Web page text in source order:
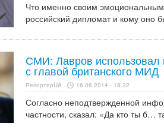
Что именно своим
российский дипломат и кому оно
СМИ: Лавров использовал
с главой британского МИД
РепортерUA 16.06.2014 - 18:32
Согласно неподтвержденной
частности, сказал: «Да кто ты б…